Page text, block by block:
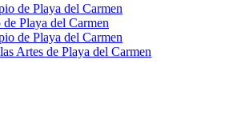
de Playa del Carmen
Playa del Carmen
de Playa del Carmen
Artes de Playa del Carmen